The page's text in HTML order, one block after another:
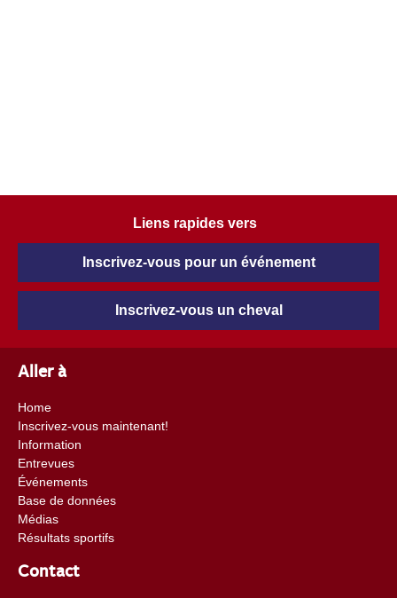
Liens rapides vers
Inscrivez-vous pour un événement
Inscrivez-vous un cheval
Aller à
Home
Inscrivez-vous maintenant!
Information
Entrevues
Événements
Base de données
Médias
Résultats sportifs
Contact